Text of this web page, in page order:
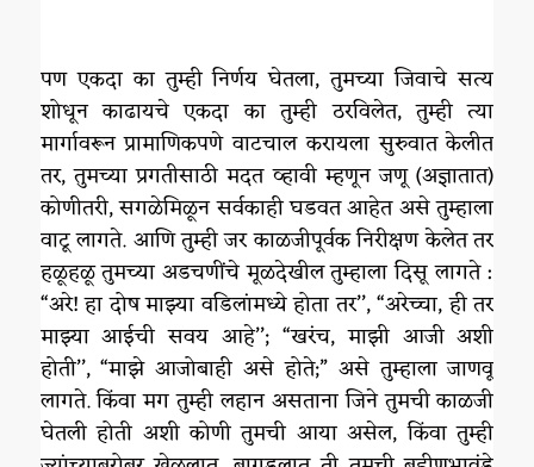
पण एकदा का तुम्ही निर्णय घेतला, तुमच्या जिवाचे सत्य
शोधून काढायचे एकदा का तुम्ही ठरविलेत, तुम्ही त्या
मार्गावरून प्रामाणिकपणे वाटचाल करायला सुरुवात केलीत
तर, तुमच्या प्रगतीसाठी मदत व्हावी म्हणून जणू (अज्ञातात)
कोणीतरी, सगळेमिळून सर्वकाही घडवत आहेत असे तुम्हाला
वाटू लागते. आणि तुम्ही जर काळजीपूर्वक निरीक्षण केलेत तर
हळूहळू तुमच्या अडचणींचे मूळदेखील तुम्हाला दिसू लागते :
“अरे! हा दोष माझ्या वडिलांमध्ये होता तर’’, “अरेच्चा, ही तर
माझ्या आईची सवय आहे’’; “खरंच, माझी आजी अशी
होती’’, “माझे आजोबाही असे होते;” असे तुम्हाला जाणवू
लागते. किंवा मग तुम्ही लहान असताना जिने तुमची काळजी
घेतली होती अशी कोणी तुमची आया असेल, किंवा तुम्ही